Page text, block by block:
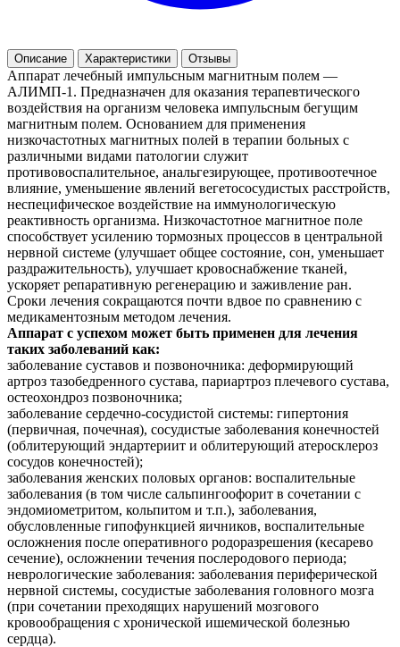
Описание Характеристики Отзывы
Аппарат лечебный импульсным магнитным полем —
АЛИМП-1. Предназначен для оказания терапевтического
воздействия на организм человека импульсным бегущим
магнитным полем. Основанием для применения
низкочастотных магнитных полей в терапии больных с
различными видами патологии служит
противовоспалительное, анальгезирующее, противоотечное
влияние, уменьшение явлений вегетососудистых расстройств,
неспецифическое воздействие на иммунологическую
реактивность организма. Низкочастотное магнитное поле
способствует усилению тормозных процессов в центральной
нервной системе (улучшает общее состояние, сон, уменьшает
раздражительность), улучшает кровоснабжение тканей,
ускоряет репаративную регенерацию и заживление ран.
Сроки лечения сокращаются почти вдвое по сравнению с
медикаментозным методом лечения.
Аппарат с успехом может быть применен для лечения
таких заболеваний как:
заболевание суставов и позвоночника: деформирующий
артроз тазобедренного сустава, париартроз плечевого сустава,
остеохондроз позвоночника;
заболевание сердечно-сосудистой системы: гипертония
(первичная, почечная), сосудистые заболевания конечностей
(облитерующий эндартериит и облитерующий атеросклероз
сосудов конечностей);
заболевания женских половых органов: воспалительные
заболевания (в том числе сальпингоофорит в сочетании с
эндомиометритом, кольпитом и т.п.), заболевания,
обусловленные гипофункцией яичников, воспалительные
осложнения после оперативного родоразрешения (кесарево
сечение), осложнении течения послеродового периода;
неврологические заболевания: заболевания периферической
нервной системы, сосудистые заболевания головного мозга
(при сочетании преходящих нарушений мозгового
кровообращения с хронической ишемической болезнью
сердца).